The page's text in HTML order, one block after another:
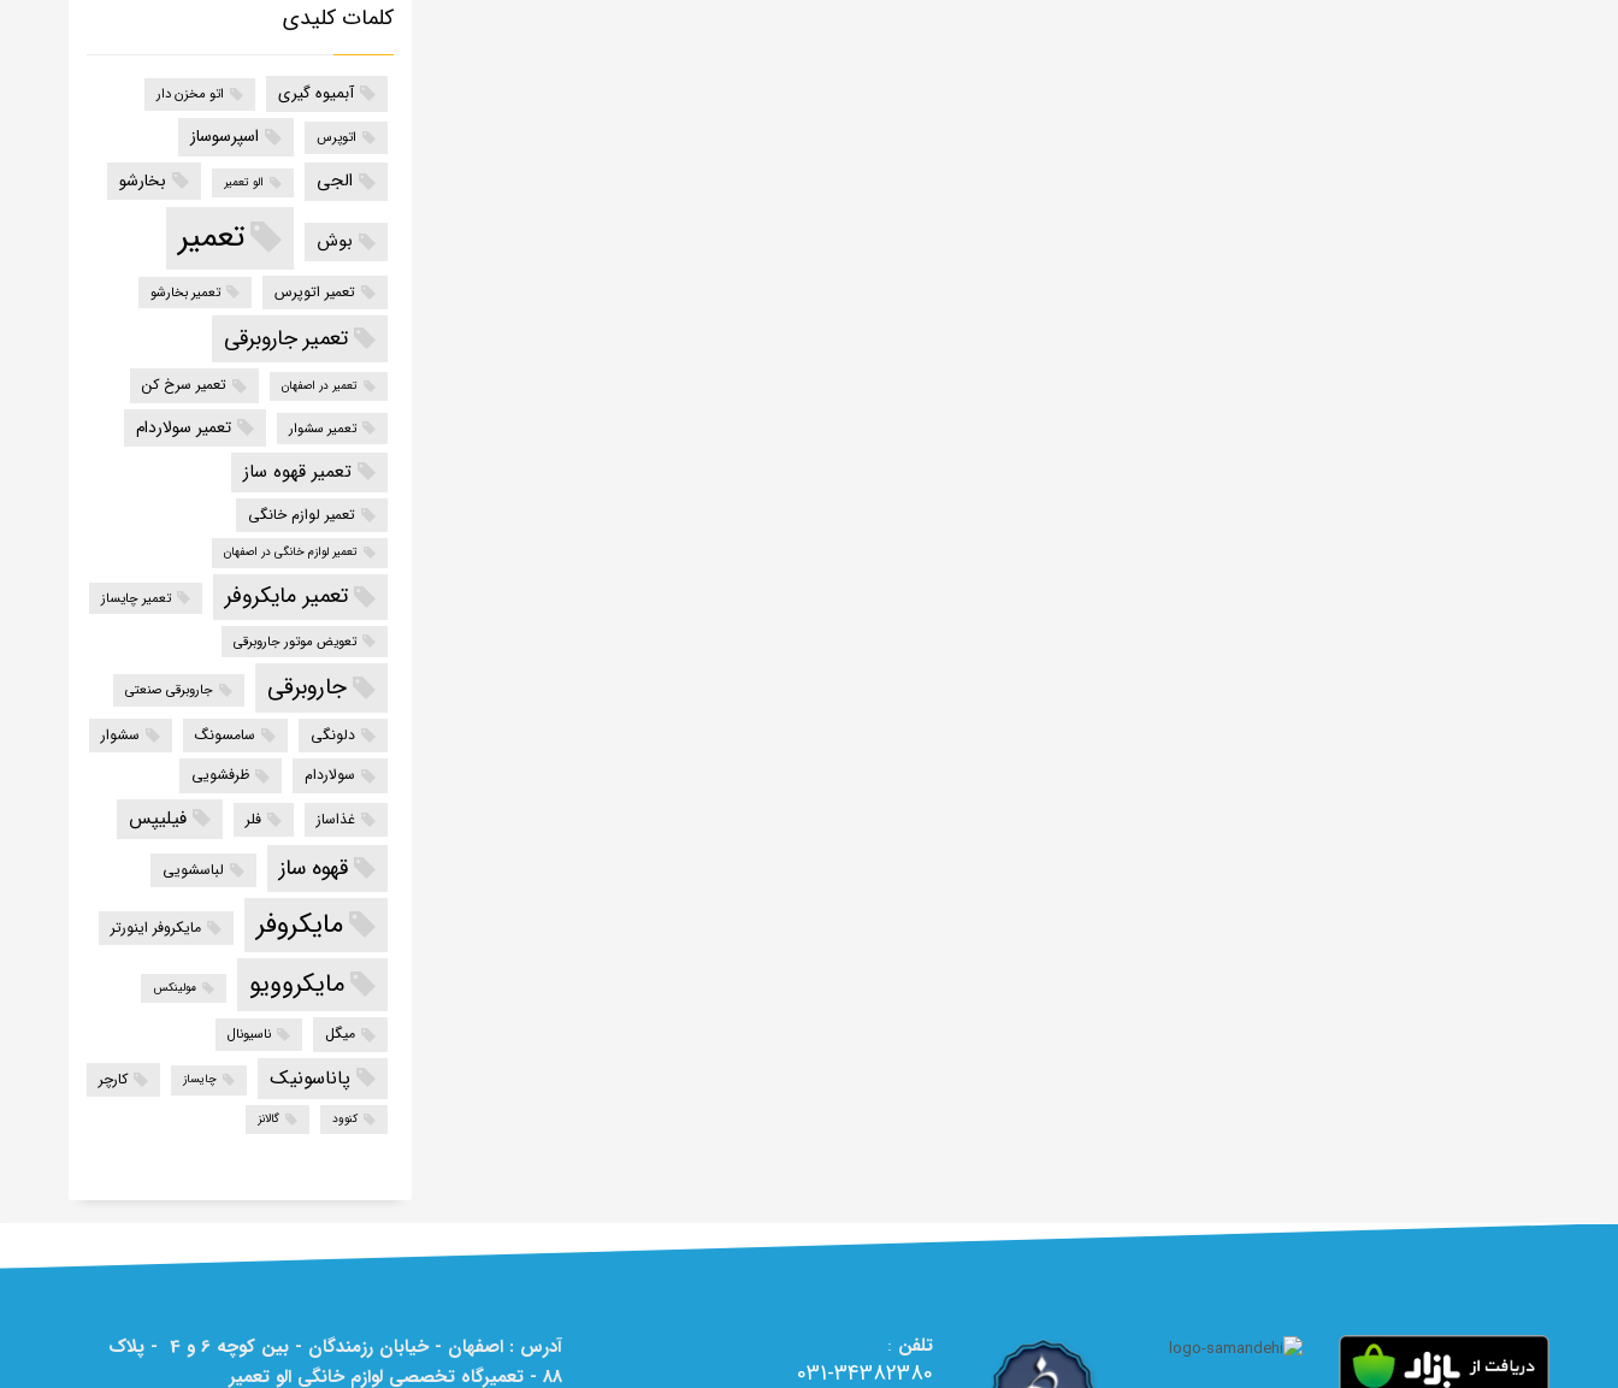
کلمات کلیدی
آبمیوه گیری اتو مخزن دار
اتوپرس اسپرسوساز
الجی الو تعمیر بخارشو
بوش تعمیر
تعمیر اتوپرس تعمیر بخارشو
تعمیر جاروبرقی
تعمیر در اصفهان تعمیر سرخ کن
تعمیر سشوار تعمیر سولاردام
تعمیر قهوه ساز
تعمیر لوازم خانگی
تعمیر لوازم خانگی در اصفهان
تعمیر مایکروفر
تعمیر چایساز
تعویض موتور جاروبرقی
جاروبرقی جاروبرقی صنعتی
دلونگی سامسونگ
سشوار
سولاردام
ظرفشویی
غذاساز
فلر فیلیپس
قهوه ساز لباسشویی
مایکروفر مایکروفر اینورتر
مایکروویو مولینکس
میگل ناسیونال
پاناسونیک چایساز کارچر
کنوود گالانز
تلفن :
031-34382380
آدرس : اصفهان - خیابان رزمندگان - بین کوچه 6 و 4 - پلاک
88 - تعمیرگاه تخصصی لوازم خانگی الو تعمیر